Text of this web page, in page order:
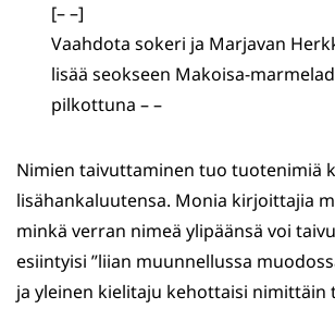
​​​​​​​[– –]
​​​​​​​Vaahdota sokeri ja Marjavan
lisää seokseen Makoisa-
pilkottuna – –
Nimien taivuttaminen tuo tuotenimiä
lisähankaluutensa. Monia kirjoittajia
minkä verran nimeä ylipäänsä voi
esiintyisi ”liian muunnellussa
ja yleinen kielitaju kehottaisi nimittäin